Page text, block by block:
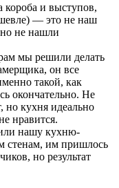
короба и выступов,
— это не наш
не нашли
мы решили делать
он все
такой, как
окончательно. Не
но кухня идеально
нравится.
нашу кухню-
стенам, им пришлось
но результат